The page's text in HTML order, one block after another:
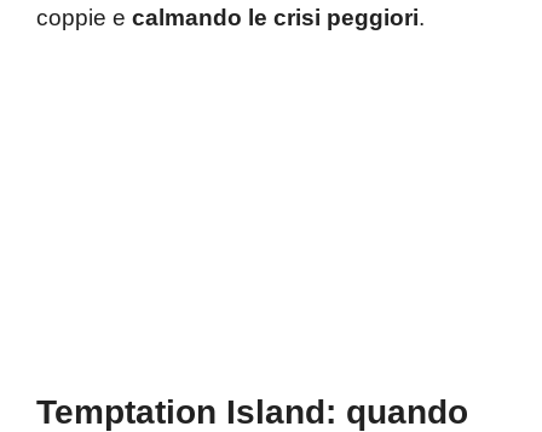
coppie e calmando le crisi peggiori.
Temptation Island: quando